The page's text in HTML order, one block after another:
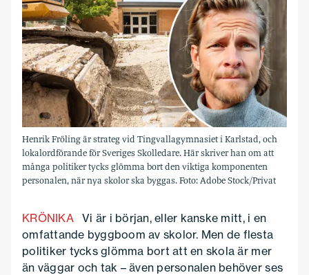
Henrik Fröling är strateg vid Tingvallagymnasiet i Karlstad, och
lokalordförande för Sveriges Skolledare. Här skriver han om att
många politiker tycks glömma bort den viktiga komponenten
personalen, när nya skolor ska byggas. Foto: Adobe Stock/Privat
KRÖNIKA
Vi är i början, eller kanske mitt, i en
omfattande byggboom av skolor. Men de flesta
politiker tycks glömma bort att en skola är mer
än väggar och tak – även personalen behöver ses